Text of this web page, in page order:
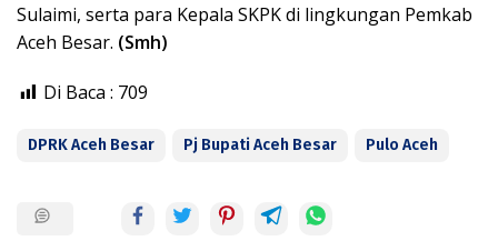
Sulaimi, serta para Kepala SKPK di lingkungan Pemkab
Aceh Besar. (Smh)
Di Baca : 709
DPRK Aceh Besar Pj Bupati Aceh Besar Pulo Aceh